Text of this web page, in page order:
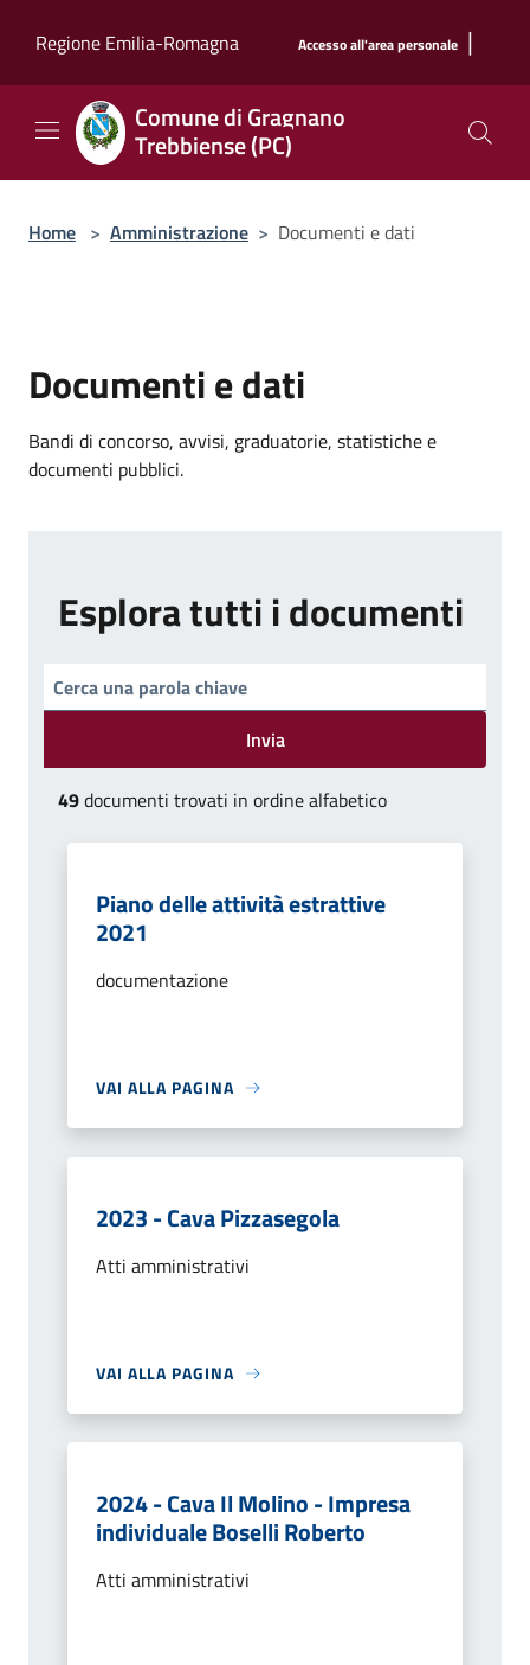
Regione Emilia-Romagna
Accesso all'area personale |
Comune di Gragnano
Trebbiense (PC)
Home > Amministrazione > Documenti e dati
Documenti e dati
Bandi di concorso, avvisi, graduatorie, statistiche e
documenti pubblici.
Esplora tutti i documenti
Invia
49documenti trovati in ordine alfabetico
Piano delle attività estrattive
2021
documentazione
VAI ALLA PAGINA
2023 - Cava Pizzasegola
Atti amministrativi
VAI ALLA PAGINA
2024 - Cava Il Molino - Impresa
individuale Boselli Roberto
Atti amministrativi